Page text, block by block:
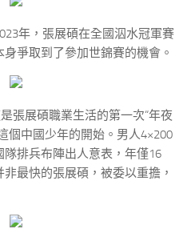
年，張展碩在全國泅水冠軍賽
爭取到了參加世錦賽的機會。
張展碩職業生活的第一次“年夜
個中國少年的開始。男人4×200
排兵布陣出人意表，年僅16
最快的張展碩，被委以重擔，